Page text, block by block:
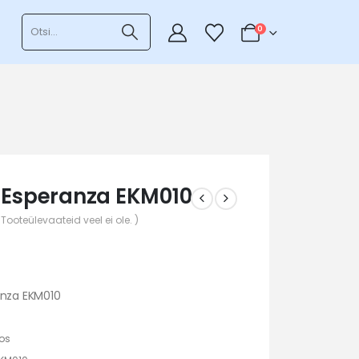
0
EKM010
veel ei ole. )
EKM010